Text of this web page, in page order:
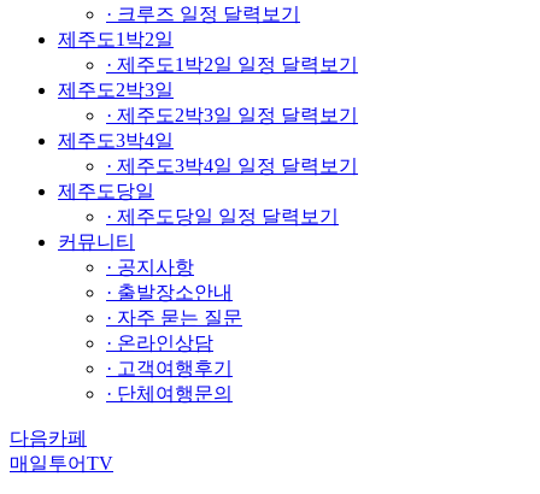
· 크루즈 일정 달력보기
제주도1박2일
· 제주도1박2일 일정 달력보기
제주도2박3일
· 제주도2박3일 일정 달력보기
제주도3박4일
· 제주도3박4일 일정 달력보기
제주도당일
· 제주도당일 일정 달력보기
커뮤니티
· 공지사항
· 출발장소안내
· 자주 묻는 질문
· 온라인상담
· 고객여행후기
· 단체여행문의
다음카페
매일투어TV